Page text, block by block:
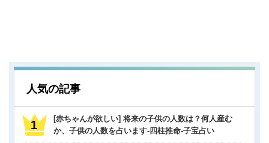
人気の記事
[赤ちゃんが欲しい] 将来の子供の人数は？何人産む
か、子供の人数を占います-四柱推命-子宝占い